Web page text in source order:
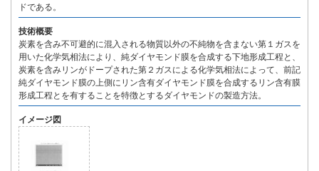
ドである。
技術概要
炭素を含み不可避的に混入される物質以外の不純物を含まない第１ガスを
用いた化学気相法により、純ダイヤモンド膜を合成する下地形成工程と、
炭素を含みリンがドープされた第２ガスによる化学気相法によって、前記
純ダイヤモンド膜の上側にリン含有ダイヤモンド膜を合成するリン含有膜
形成工程とを有することを特徴とするダイヤモンドの製造方法。
イメージ図